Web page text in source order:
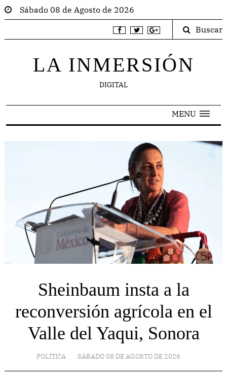
Sábado 08 de Agosto de 2026
Buscar
LA INMERSIÓN
DIGITAL
MENU
Sheinbaum insta a la
reconversión agrícola en el
Valle del Yaqui, Sonora
POLÍTICA SÁBADO 08 DE AGOSTO DE 2026